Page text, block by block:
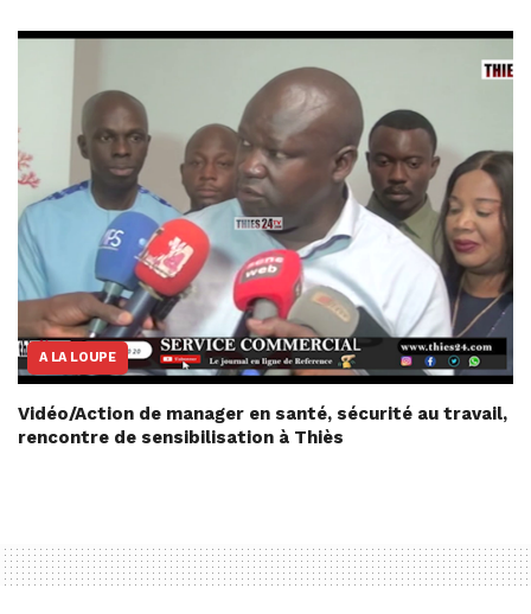
A LA LOUPE
Vidéo/Action de manager en santé, sécurité au travail,
rencontre de sensibilisation à Thiès